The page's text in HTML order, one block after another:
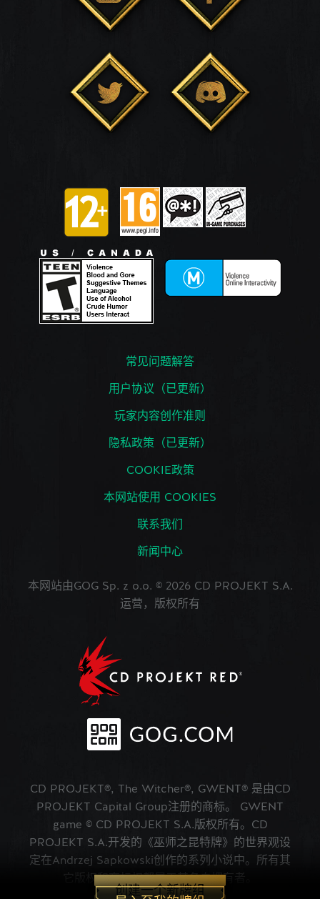
创建一个新牌组
常见问题解答
用户协议（已更新）
玩家内容创作准则
隐私政策（已更新）
COOKIE政策
本网站使用 COOKIES
联系我们
新闻中心
本网站由GOG Sp. z o.o. © 2026 CD PROJEKT S.A.
运营，版权所有
CD PROJEKT®, The Witcher®, GWENT® 是由CD
PROJEKT Capital Group注册的商标。 GWENT
game © CD PROJEKT S.A.版权所有。CD
PROJEKT S.A.开发的《巫师之昆特牌》的世界观设
定在Andrzej Sapkowski创作的系列小说中。所有其
它版权和商标权都属于其各自拥有者。